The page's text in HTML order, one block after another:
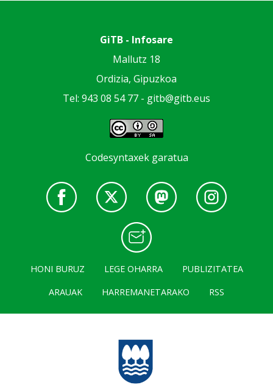
GiTB - Infosare
Mallutz 18
Ordizia, Gipuzkoa
Tel: 943 08 54 77 - gitb@gitb.eus
Codesyntaxek garatua
HONI BURUZ LEGE OHARRA
PUBLIZITATEA
ARAUAK
HARREMANETARAKO RSS